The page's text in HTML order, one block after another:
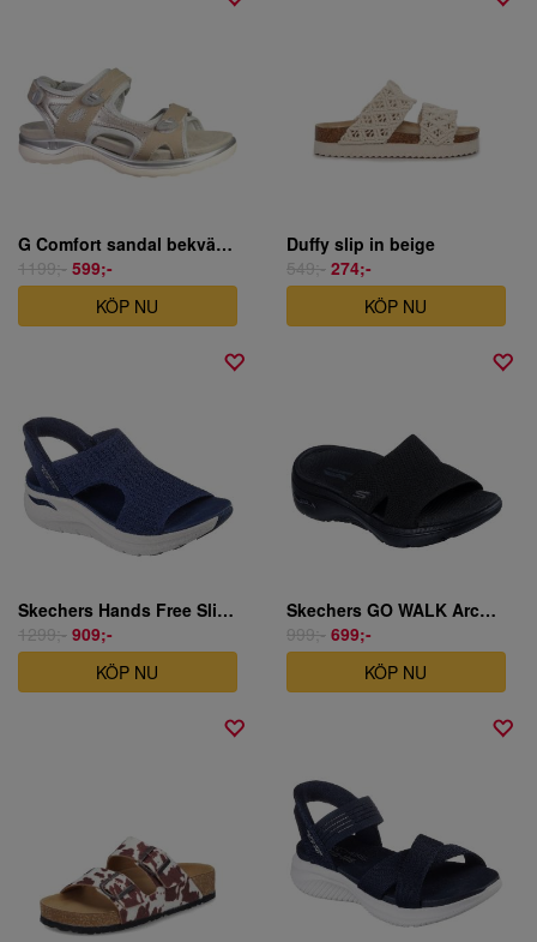
G Comfort sandal bekväm beige skinn
1199;- 599;-
KÖP NU
Duffy slip in beige
549;- 274;-
KÖP NU
Skechers Hands Free Slip-ins: Arch Fit 2.0 - My Everyday
1299;- 909;-
KÖP NU
Skechers GO WALK Arch Fit 2.0 Sandal - Dakota
999;- 699;-
KÖP NU